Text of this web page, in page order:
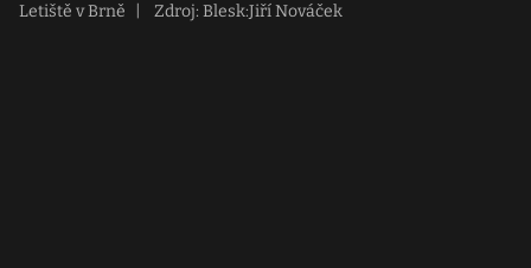
Letiště v Brně Zdroj: Blesk:Jiří Nováček